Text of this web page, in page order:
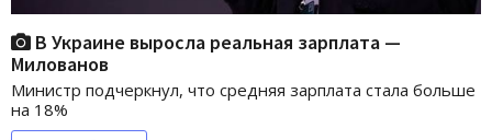
В Украине выросла реальная зарплата —
Милованов
Министр подчеркнул, что средняя зарплата стала больше
на 18%